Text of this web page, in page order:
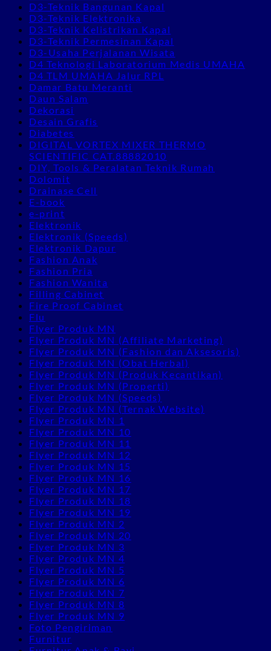
D3-Teknik Bangunan Kapal
D3-Teknik Elektronika
D3-Teknik Kelistrikan Kapal
D3-Teknik Permesinan Kapal
D3-Usaha Perjalanan Wisata
D4 Teknologi Laboratorium Medis UMAHA
D4 TLM UMAHA Jalur RPL
Damar Batu Meranti
Daun Salam
Dekorasi
Desain Grafis
Diabetes
DIGITAL VORTEX MIXER THERMO
SCIENTIFIC CAT.88882010
DIY, Tools & Peralatan Teknik Rumah
Dolomit
Drainase Cell
E-book
e-print
Elektronik
Elektronik (Speeds)
Elektronik Dapur
Fashion Anak
Fashion Pria
Fashion Wanita
Filling Cabinet
Fire Proof Cabinet
Flu
Flyer Produk MN
Flyer Produk MN (Affiliate Marketing)
Flyer Produk MN (Fashion dan Aksesoris)
Flyer Produk MN (Obat Herbal)
Flyer Produk MN (Produk Kecantikan)
Flyer Produk MN (Properti)
Flyer Produk MN (Speeds)
Flyer Produk MN (Ternak Website)
Flyer Produk MN 1
Flyer Produk MN 10
Flyer Produk MN 11
Flyer Produk MN 12
Flyer Produk MN 15
Flyer Produk MN 16
Flyer Produk MN 17
Flyer Produk MN 18
Flyer Produk MN 19
Flyer Produk MN 2
Flyer Produk MN 20
Flyer Produk MN 3
Flyer Produk MN 4
Flyer Produk MN 5
Flyer Produk MN 6
Flyer Produk MN 7
Flyer Produk MN 8
Flyer Produk MN 9
Foto Pengiriman
Furnitur